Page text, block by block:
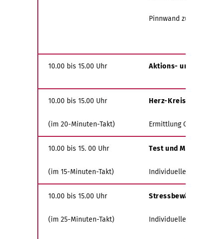
Pinnwand zu
10.00 bis 15.00 Uhr Aktions- und
10.00 bis 15.00 Uhr
(im 20-Minuten-Takt)
Herz-Kreislauf-
Ermittlung
10.00 bis 15. 00 Uhr
(im 15-Minuten-Takt)
Test und Messung
Individueller Beratung
10.00 bis 15.00 Uhr
(im 25-Minuten-Takt)
Stressbewältigung
Individuelle Beratung,